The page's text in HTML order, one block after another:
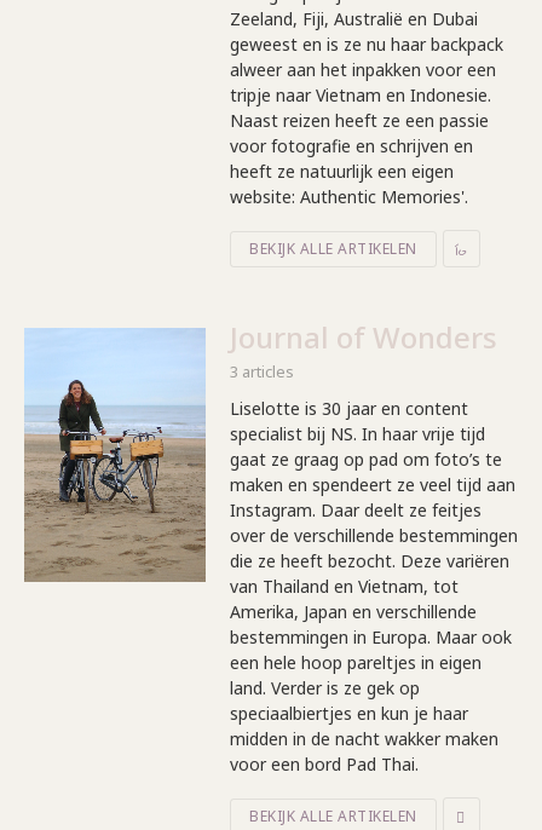
Zeeland, Fiji, Australië en Dubai
geweest en is ze nu haar backpack
alweer aan het inpakken voor een
tripje naar Vietnam en Indonesie.
Naast reizen heeft ze een passie
voor fotografie en schrijven en
heeft ze natuurlijk een eigen
website: Authentic Memories'.
BEKIJK ALLE ARTIKELEN
Journal of Wonders
3 articles
Liselotte is 30 jaar en content
specialist bij NS. In haar vrije tijd
gaat ze graag op pad om foto’s te
maken en spendeert ze veel tijd aan
Instagram. Daar deelt ze feitjes
over de verschillende bestemmingen
die ze heeft bezocht. Deze variëren
van Thailand en Vietnam, tot
Amerika, Japan en verschillende
bestemmingen in Europa. Maar ook
een hele hoop pareltjes in eigen
land. Verder is ze gek op
speciaalbiertjes en kun je haar
midden in de nacht wakker maken
voor een bord Pad Thai.
BEKIJK ALLE ARTIKELEN